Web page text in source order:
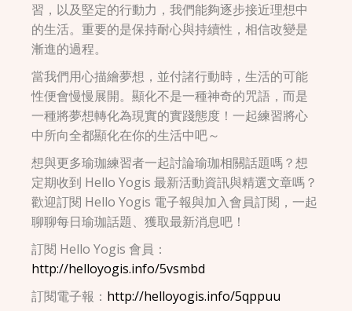
習，以及堅定的行動力，我們能夠逐步接近理想中
的生活。重要的是保持耐心與持續性，相信改變是
漸進的過程。
當我們用心描繪夢想，並付諸行動時，生活的可能
性便會慢慢展開。顯化不是一種神奇的咒語，而是
一種將夢想轉化為現實的實踐態度！一起練習將心
中所向全都顯化在你的生活中吧～
想與更多瑜珈練習者一起討論瑜珈相關話題嗎？想
定期收到 Hello Yogis 最新活動資訊與精選文章嗎？
歡迎訂閱 Hello Yogis 電子報與加入會員訂閱，一起
聊聊每日瑜珈話題、獲取最新消息吧！
訂閱 Hello Yogis 會員：
http://helloyogis.info/5vsmbd
訂閱電子報： http://helloyogis.info/5qppuu